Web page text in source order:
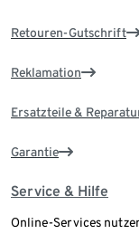
Retouren-Gutschrift
Reklamation
Ersatzteile &
Garantie
Service & Hilfe
Online-Services